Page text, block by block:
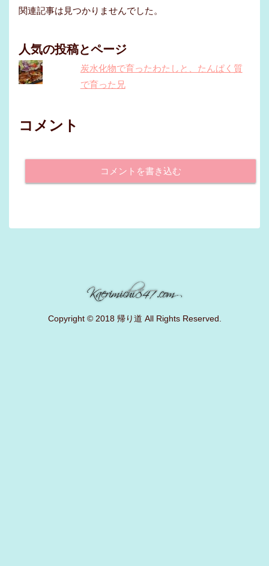
関連記事は見つかりませんでした。
人気の投稿とページ
炭水化物で育ったわたしと、たんぱく質
で育った兄
コメント
コメントを書き込む
Copyright © 2018 帰り道 All Rights Reserved.